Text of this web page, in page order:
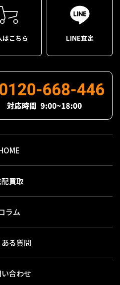
はこちら LINE査定
買取
ラム
ある質問
合わせ